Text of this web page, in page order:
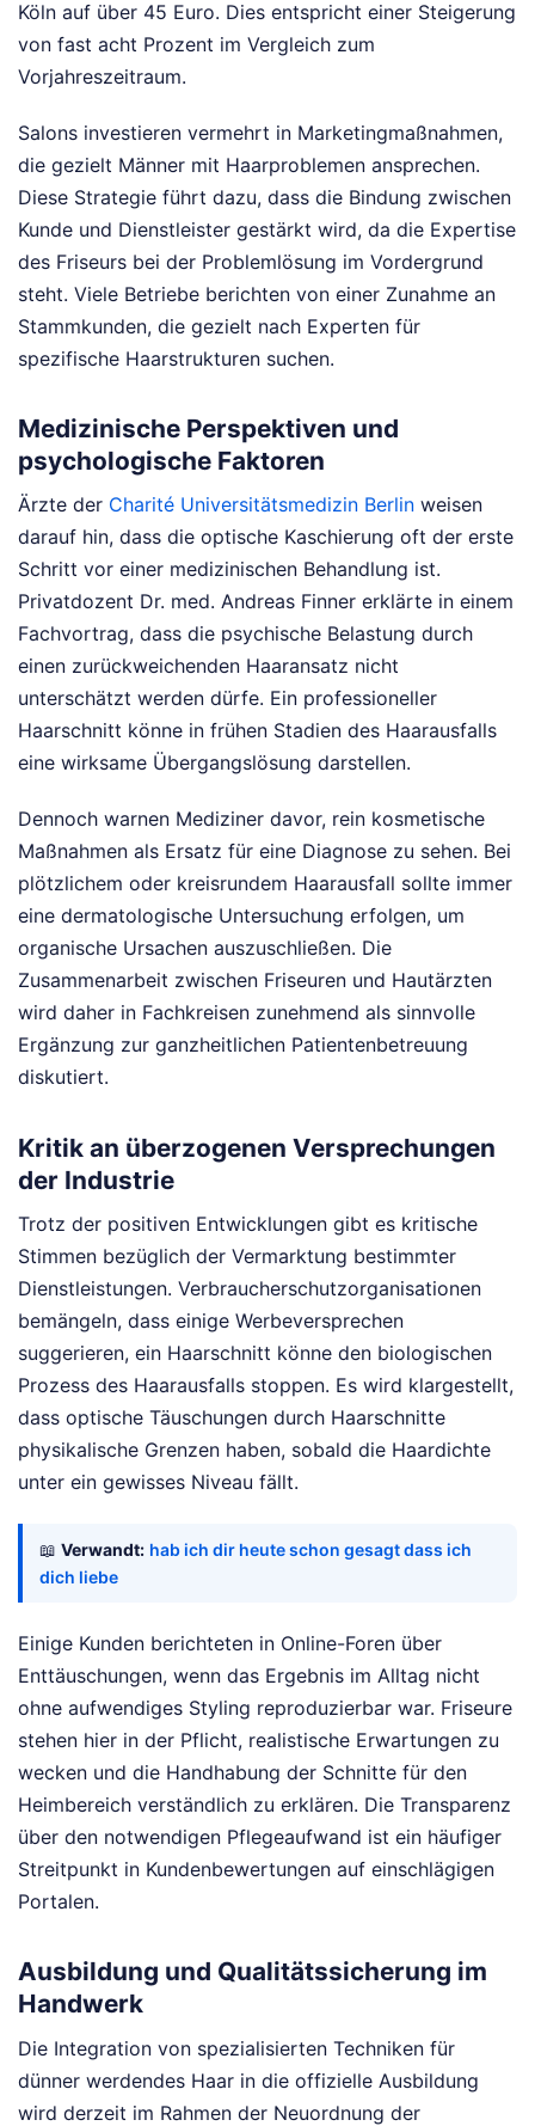
Köln auf über 45 Euro. Dies entspricht einer Steigerung
von fast acht Prozent im Vergleich zum
Vorjahreszeitraum.
Salons investieren vermehrt in Marketingmaßnahmen,
die gezielt Männer mit Haarproblemen ansprechen.
Diese Strategie führt dazu, dass die Bindung zwischen
Kunde und Dienstleister gestärkt wird, da die Expertise
des Friseurs bei der Problemlösung im Vordergrund
steht. Viele Betriebe berichten von einer Zunahme an
Stammkunden, die gezielt nach Experten für
spezifische Haarstrukturen suchen.
Medizinische Perspektiven und
psychologische Faktoren
Ärzte der Charité Universitätsmedizin Berlin weisen
darauf hin, dass die optische Kaschierung oft der erste
Schritt vor einer medizinischen Behandlung ist.
Privatdozent Dr. med. Andreas Finner erklärte in einem
Fachvortrag, dass die psychische Belastung durch
einen zurückweichenden Haaransatz nicht
unterschätzt werden dürfe. Ein professioneller
Haarschnitt könne in frühen Stadien des Haarausfalls
eine wirksame Übergangslösung darstellen.
Dennoch warnen Mediziner davor, rein kosmetische
Maßnahmen als Ersatz für eine Diagnose zu sehen. Bei
plötzlichem oder kreisrundem Haarausfall sollte immer
eine dermatologische Untersuchung erfolgen, um
organische Ursachen auszuschließen. Die
Zusammenarbeit zwischen Friseuren und Hautärzten
wird daher in Fachkreisen zunehmend als sinnvolle
Ergänzung zur ganzheitlichen Patientenbetreuung
diskutiert.
Kritik an überzogenen Versprechungen
der Industrie
Trotz der positiven Entwicklungen gibt es kritische
Stimmen bezüglich der Vermarktung bestimmter
Dienstleistungen. Verbraucherschutzorganisationen
bemängeln, dass einige Werbeversprechen
suggerieren, ein Haarschnitt könne den biologischen
Prozess des Haarausfalls stoppen. Es wird klargestellt,
dass optische Täuschungen durch Haarschnitte
physikalische Grenzen haben, sobald die Haardichte
unter ein gewisses Niveau fällt.
📖 Verwandt: hab ich dir heute schon gesagt dass ich
dich liebe
Einige Kunden berichteten in Online-Foren über
Enttäuschungen, wenn das Ergebnis im Alltag nicht
ohne aufwendiges Styling reproduzierbar war. Friseure
stehen hier in der Pflicht, realistische Erwartungen zu
wecken und die Handhabung der Schnitte für den
Heimbereich verständlich zu erklären. Die Transparenz
über den notwendigen Pflegeaufwand ist ein häufiger
Streitpunkt in Kundenbewertungen auf einschlägigen
Portalen.
Ausbildung und Qualitätssicherung im
Handwerk
Die Integration von spezialisierten Techniken für
dünner werdendes Haar in die offizielle Ausbildung
wird derzeit im Rahmen der Neuordnung der